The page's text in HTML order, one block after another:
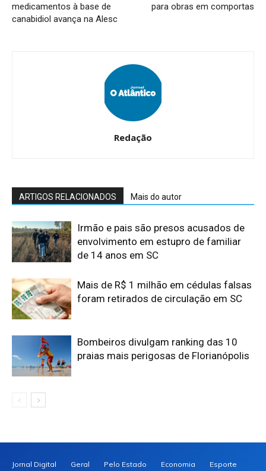
medicamentos à base de
canabidiol avança na Alesc
para obras em comportas
Redação
ARTIGOS RELACIONADOS Mais do autor
Irmão e pais são presos acusados de
envolvimento em estupro de familiar
de 14 anos em SC
Mais de R$ 1 milhão em cédulas falsas
foram retirados de circulação em SC
Bombeiros divulgam ranking das 10
praias mais perigosas de Florianópolis
Jornal Digital Geral Pelo Estado Economia Esporte